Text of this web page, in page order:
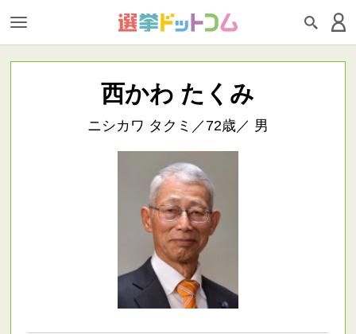
西かわ たくみ
ニシカワ タクミ／72歳／ 男